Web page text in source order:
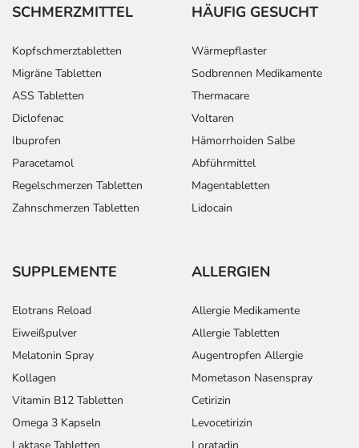
SCHMERZMITTEL
Kopfschmerztabletten
Migräne Tabletten
ASS Tabletten
Diclofenac
Ibuprofen
Paracetamol
Regelschmerzen Tabletten
Zahnschmerzen Tabletten
HÄUFIG GESUCHT
Wärmepflaster
Sodbrennen Medikamente
Thermacare
Voltaren
Hämorrhoiden Salbe
Abführmittel
Magentabletten
Lidocain
SUPPLEMENTE
Elotrans Reload
Eiweißpulver
Melatonin Spray
Kollagen
Vitamin B12 Tabletten
Omega 3 Kapseln
ALLERGIEN
Allergie Medikamente
Allergie Tabletten
Augentropfen Allergie
Mometason Nasenspray
Cetirizin
Levocetirizin